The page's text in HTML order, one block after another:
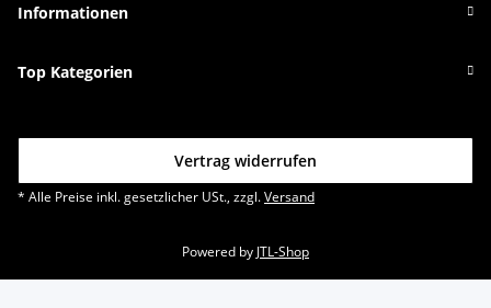
Informationen
Top Kategorien
Vertrag widerrufen
* Alle Preise inkl. gesetzlicher USt., zzgl.Versand
Powered by JTL-Shop